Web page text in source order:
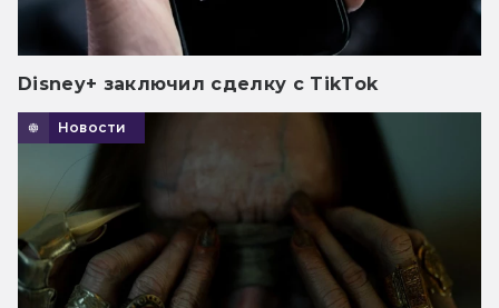
Disney+ заключил сделку с TikTok
Новости